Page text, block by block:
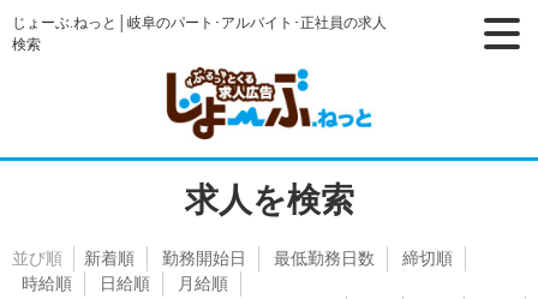
じょーぶ.ねっと│岐阜のパート･アルバイト･正社員の求人
検索
求人を検索
並び順 新着順 勤務開始日 最低勤務日数
締切順
時給順
日給順
月給順